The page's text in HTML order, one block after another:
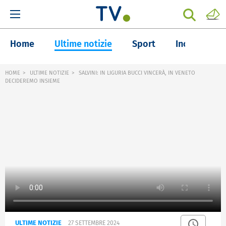
Home Ultime notizie Sport Inchieste
HOME ULTIME NOTIZIE
SALVINI: IN LIGURIA BUCCI VINCERÀ, IN VENETO
DECIDEREMO INSIEME
ULTIME NOTIZIE 27 SETTEMBRE 2024